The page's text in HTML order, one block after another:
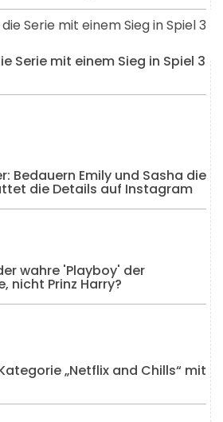
Serie mit einem Sieg in Spiel 3
Bedauern Emily und Sasha die
die Details auf Instagram
wahre 'Playboy' der
nicht Prinz Harry?
„Netflix and Chills“ mit